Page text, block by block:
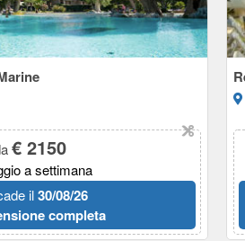
€ 2150
a settimana
il30/08/26
completa